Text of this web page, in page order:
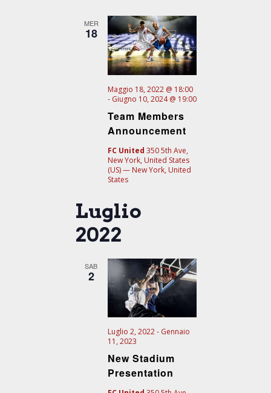
e
N
a
v
i
g
a
z
i
o
n
MER
18
Team Members
Announcement
Maggio 18, 2022 @ 18:00
- Giugno 10, 2024 @ 19:00
FC United 350 5th Ave,
New York, United States
(US) — New York, United
States
Luglio
2022
SAB
2
New Stadium
Presentation
Luglio 2, 2022- Gennaio
11, 2023